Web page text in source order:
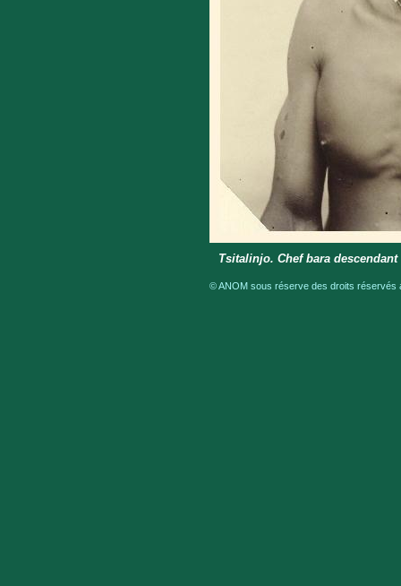
Tsitalinjo. Chef bara
© ANOM sous réserve des droits réservés